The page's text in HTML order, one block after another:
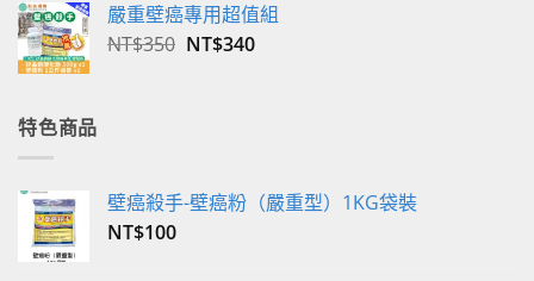
格：
NT$2,800。
嚴重壁癌專用超值組
NT$350 原
NT$340目
特色商品
壁癌殺手-壁癌粉（嚴重型）1KG袋裝
NT$100